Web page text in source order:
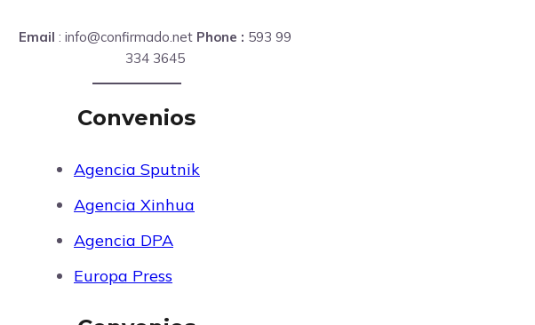
Email : info@confirmado.net Phone : 593 99
334 3645
Convenios
Agencia Sputnik
Agencia Xinhua
Agencia DPA
Europa Press